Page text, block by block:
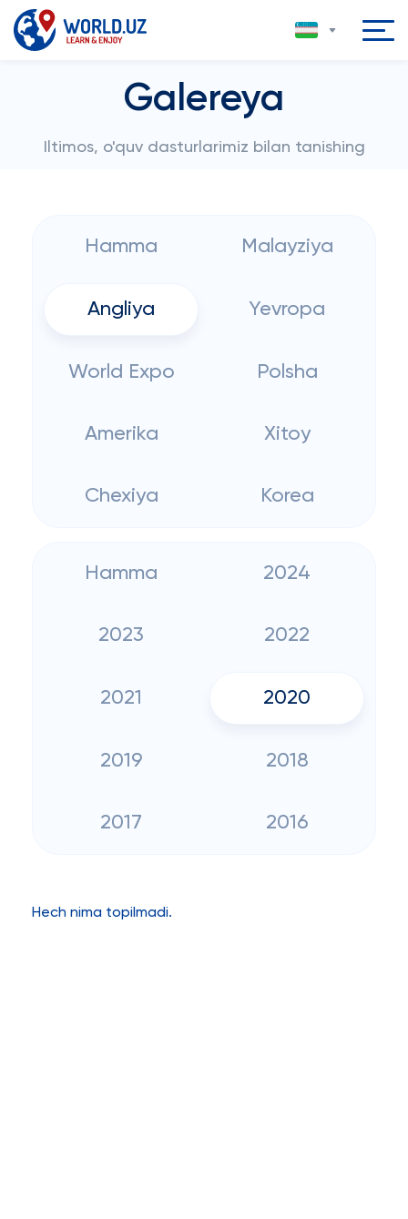
Galereya
Iltimos, o'quv dasturlarimiz bilan tanishing
Hamma Malayziya
Angliya Yevropa
World Expo Polsha
Amerika Xitoy
Chexiya Korea
Hamma 2024
2023 2022
2021 2020
2019 2018
2017 2016
Hech nima topilmadi.